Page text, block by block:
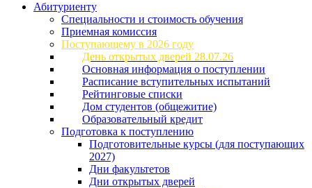
Абитуриенту
Специальности и стоимость обучения
Приемная комиссия
Поступающему в 2026 году
День открытых дверей 28.07.26
Основная информация о поступлении
Расписание вступительных испытаний
Рейтинговые списки
Дом студентов (общежитие)
Образовательный кредит
Подготовка к поступлению
Подготовительные курсы (для поступающих
2027)
Дни факультетов
Дни открытых дверей